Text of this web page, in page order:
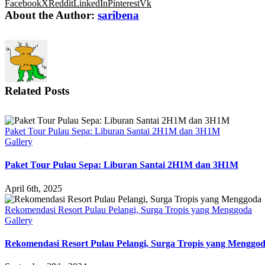
FacebookXRedditLinkedInPinterestVk
About the Author: saribena
Related Posts
Paket Tour Pulau Sepa: Liburan Santai 2H1M dan 3H1M
Gallery
Paket Tour Pulau Sepa: Liburan Santai 2H1M dan 3H1M
April 6th, 2025
Rekomendasi Resort Pulau Pelangi, Surga Tropis yang Menggoda
Gallery
Rekomendasi Resort Pulau Pelangi, Surga Tropis yang